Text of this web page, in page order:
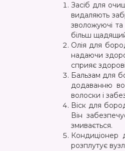
Засіб для
видаляють
зволожуючі
більш
Олія для
надаючи
сприяє
Бальзам для
додаванню
волоски і
Віск для
Він
змивається.
Кондиціонер
розплутує